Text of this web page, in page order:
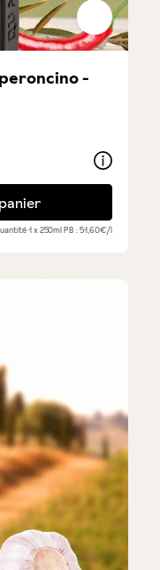
-
- Quattrociocchi
1 x 250mlPB : 51,60€/l